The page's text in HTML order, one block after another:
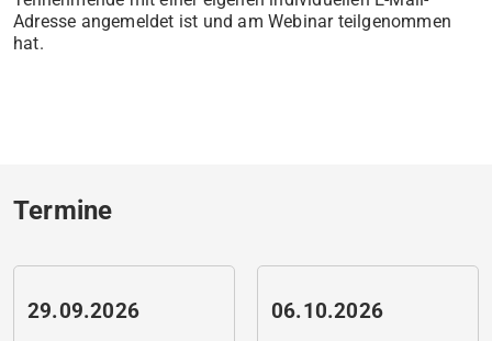
Adresse angemeldet ist und am Webinar teilgenommen
hat.
Termine
29.09.2026 06.10.2026